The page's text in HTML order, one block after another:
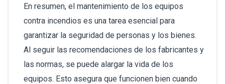
En resumen, el mantenimiento de los equipos
contra incendios es una tarea esencial para
garantizar la seguridad de personas y los bienes.
Al seguir las recomendaciones de los fabricantes y
las normas, se puede alargar la vida de los
equipos. Esto asegura que funcionen bien cuando